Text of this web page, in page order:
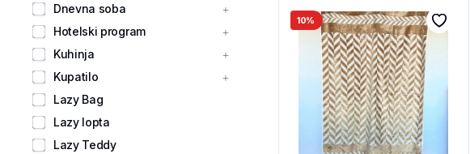
10%
Dnevna soba
Hotelski program
Kuhinja
Kupatilo
Lazy Bag
Lazy lopta
Lazy Teddy